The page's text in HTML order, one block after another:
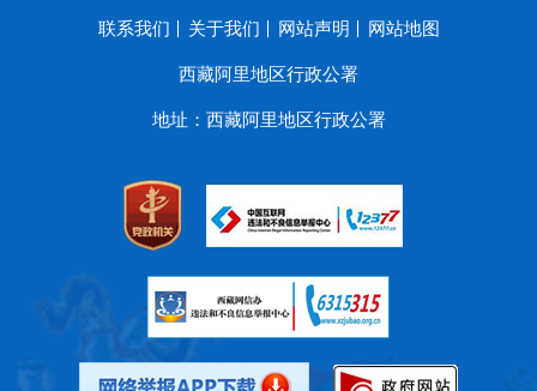
联系我们 关于我们 网站声明 网站地图
西藏阿里地区行政公署
地址：西藏阿里地区行政公署